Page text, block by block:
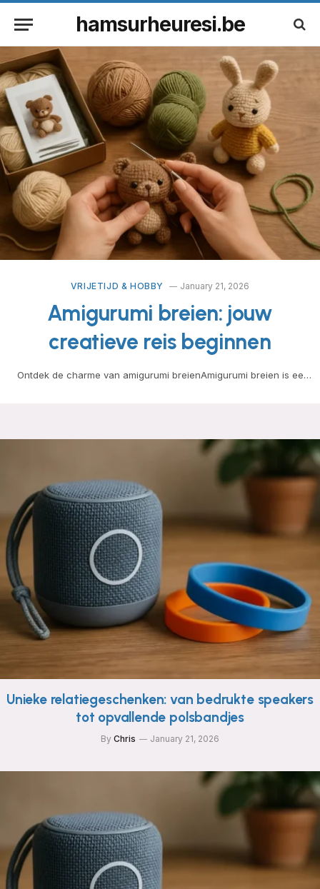
hamsurheuresi.be
VRIJETIJD & HOBBY January 21, 2026
Amigurumi breien: jouw
creatieve reis beginnen
Ontdek de charme van amigurumi breienAmigurumi breien is een
Unieke relatiegeschenken: van bedrukte speakers
tot opvallende polsbandjes
By Chris January 21, 2026